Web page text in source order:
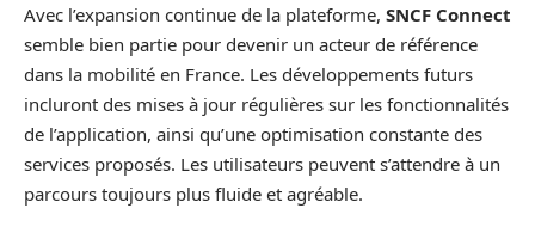
Avec l’expansion continue de la plateforme, SNCF Connect
semble bien partie pour devenir un acteur de référence
dans la mobilité en France. Les développements futurs
incluront des mises à jour régulières sur les fonctionnalités
de l’application, ainsi qu’une optimisation constante des
services proposés. Les utilisateurs peuvent s’attendre à un
parcours toujours plus fluide et agréable.